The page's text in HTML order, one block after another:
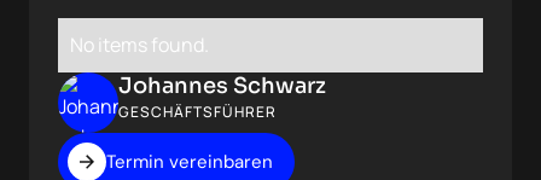
No items found.
Johannes Schwarz
GESCHÄFTSFÜHRER
Termin vereinbaren